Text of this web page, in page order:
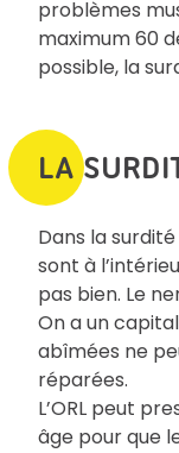
problèmes
maximum 60
possible, la
LA
Dans la
sont à
pas bien. Le
On a un
abîmées ne
réparées.
L’ORL peut
âge pour que